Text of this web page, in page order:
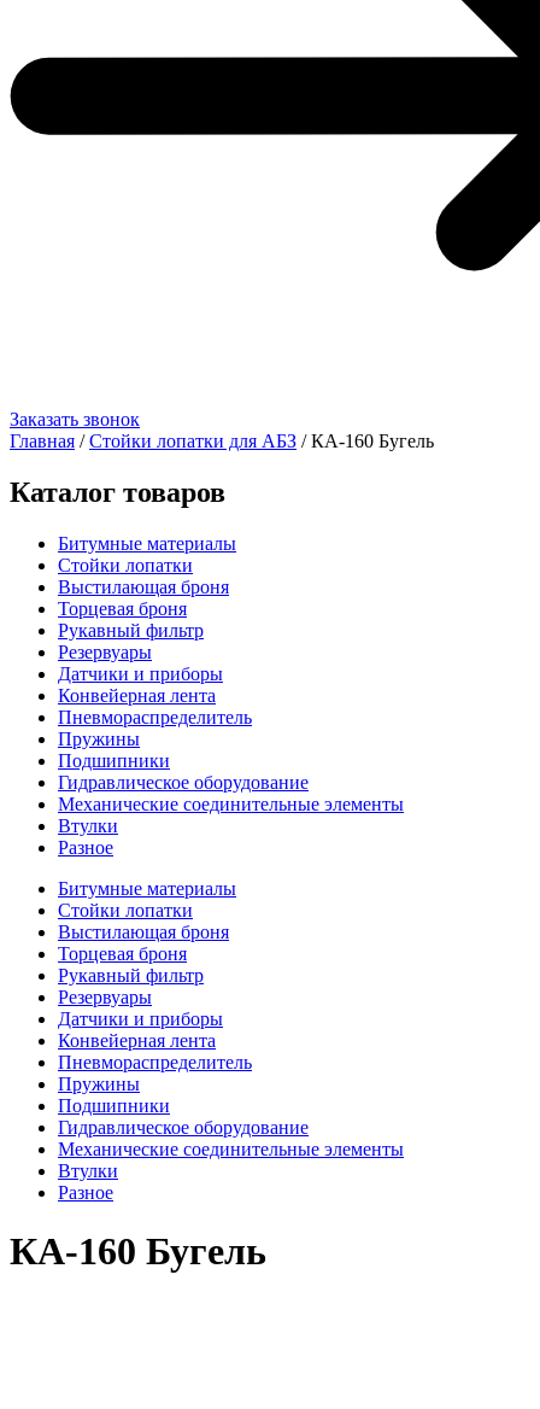
Заказать звонок
Главная /Стойки лопатки для АБЗ / КА-160 Бугель
Каталог товаров
Битумные материалы
Стойки лопатки
Выстилающая броня
Торцевая броня
Рукавный фильтр
Резервуары
Датчики и приборы
Конвейерная лента
Пневмораспределитель
Пружины
Подшипники
Гидравлическое оборудование
Механические соединительные элементы
Втулки
Разное
Битумные материалы
Стойки лопатки
Выстилающая броня
Торцевая броня
Рукавный фильтр
Резервуары
Датчики и приборы
Конвейерная лента
Пневмораспределитель
Пружины
Подшипники
Гидравлическое оборудование
Механические соединительные элементы
Втулки
Разное
КА-160 Бугель